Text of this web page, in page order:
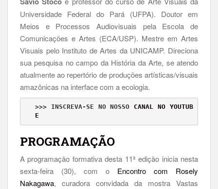
Universidade Federal do Pará (UFPA). Doutor em
Meios e Processos Audiovisuais pela Escola de
Comunicações e Artes (ECA/USP). Mestre em Artes
Visuais pelo Instituto de Artes da UNICAMP. Direciona
sua pesquisa no campo da História da Arte, se atendo
atualmente ao repertório de produções artísticas/visuais
amazônicas na interface com a ecologia.
>>> INSCREVA-SE NO NOSSO CANAL NO YOUTUB
E
PROGRAMAÇÃO
A programação formativa desta 11ª edição inicia nesta
sexta-feira (30), com o Encontro com Rosely
Nakagawa, curadora convidada da mostra Vastas